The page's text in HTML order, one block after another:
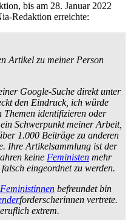
bis am 28. Januar 2022
Redaktion erreichte:
Artikel zu meiner Person
Google-Suche direkt unter
den Eindruck, ich würde
identifizieren oder
Schwerpunkt meiner Arbeit,
1.000 Beiträge zu anderen
Ihre Artikel­sammlung ist der
keine Feministen mehr
eingeordnet zu werden.
Feministinnen befreundet bin
­forderscherinnen vertrete.
extrem.